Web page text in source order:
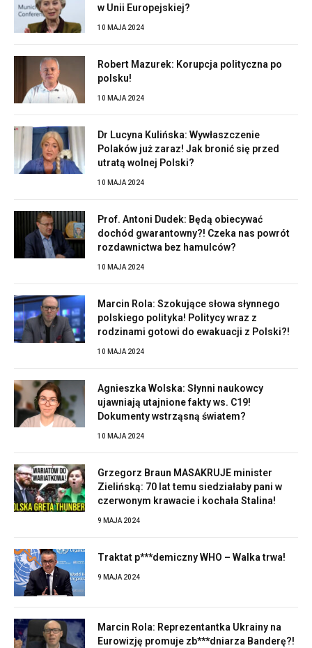
w Unii Europejskiej?
10 MAJA 2024
Robert Mazurek: Korupcja polityczna po
polsku!
10 MAJA 2024
Dr Lucyna Kulińska: Wywłaszczenie
Polaków już zaraz! Jak bronić się przed
utratą wolnej Polski?
10 MAJA 2024
Prof. Antoni Dudek: Będą obiecywać
dochód gwarantowny?! Czeka nas powrót
rozdawnictwa bez hamulców?
10 MAJA 2024
Marcin Rola: Szokujące słowa słynnego
polskiego polityka! Politycy wraz z
rodzinami gotowi do ewakuacji z Polski?!
10 MAJA 2024
Agnieszka Wolska: Słynni naukowcy
ujawniają utajnione fakty ws. C19!
Dokumenty wstrząsną światem?
10 MAJA 2024
Grzegorz Braun MASAKRUJE minister
Zielińską: 70 lat temu siedziałaby pani w
czerwonym krawacie i kochała Stalina!
9 MAJA 2024
Traktat p***demiczny WHO – Walka trwa!
9 MAJA 2024
Marcin Rola: Reprezentantka Ukrainy na
Eurowizję promuje zb***dniarza Banderę?!